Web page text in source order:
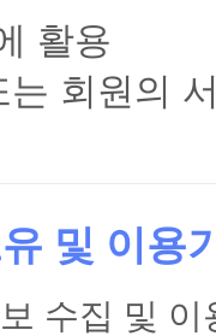
활용
회원의
및 이용
수집 및